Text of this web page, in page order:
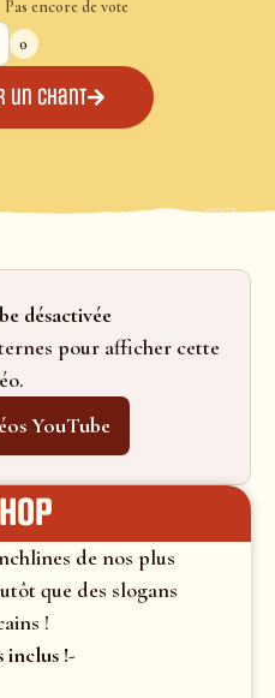
Pas encore de vote
0
un chant
désactivée
pour afficher cette
YouTube
de nos plus
que des slogans
!
inclus !-